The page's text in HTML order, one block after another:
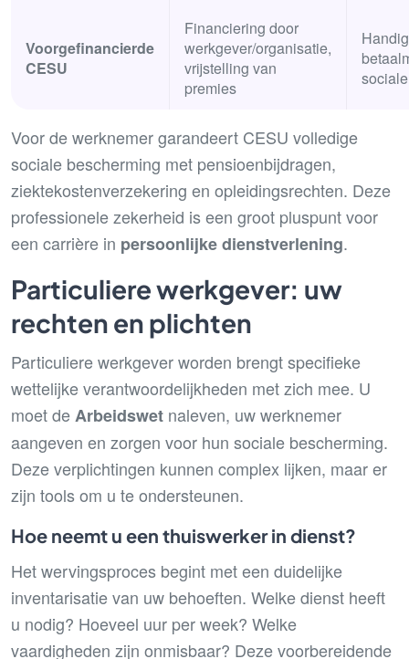
Voorgefinancierde
CESU
Financiering door
werkgever/organisatie,
vrijstelling van
premies
Voor de werknemer garandeert CESU volledige
sociale bescherming met pensioenbijdragen,
ziektekostenverzekering en opleidingsrechten. Deze
professionele zekerheid is een groot pluspunt voor
een carrière in persoonlijke dienstverlening.
Particuliere werkgever: uw
rechten en plichten
Particuliere werkgever worden brengt specifieke
wettelijke verantwoordelijkheden met zich mee. U
moet deArbeidswet naleven, uw werknemer
aangeven en zorgen voor hun sociale bescherming.
Deze verplichtingen kunnen complex lijken, maar er
zijn tools om u te ondersteunen.
Hoe neemt u een thuiswerker in dienst?
Het wervingsproces begint met een duidelijke
inventarisatie van uw behoeften. Welke dienst heeft
u nodig? Hoeveel uur per week? Welke
vaardigheden zijn onmisbaar? Deze voorbereidende